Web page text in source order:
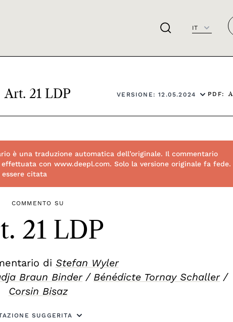
IT
Art. 21 LDP VERSIONE: 12.05.2024 PDF: A
è una traduzione automatica dell’originale. Il commentario
con www.deepl.com. Solo la versione originale fa fede.
citata
COMMENTO SU
21 LDP
di Stefan Wyler
Braun Binder/ Bénédicte Tornay Schaller/
Corsin Bisaz
SUGGERITA